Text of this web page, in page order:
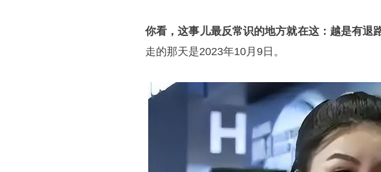
你看，这事儿最反常识的地方就在这：越是有退
走的那天是2023年10月9日。